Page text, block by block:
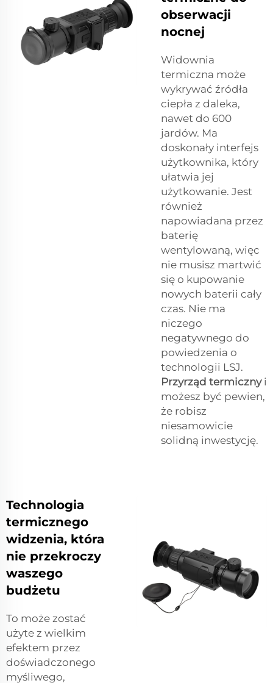
obserwacji
nocnej
Widownia
termiczna może
wykrywać źródła
ciepła z daleka,
nawet do 600
jardów. Ma
doskonały interfejs
użytkownika, który
ułatwia jej
użytkowanie. Jest
również
napowiadana przez
baterię
wentylowaną, więc
nie musisz martwić
się o kupowanie
nowych baterii cały
czas. Nie ma
niczego
negatywnego do
powiedzenia o
technologii LSJ.
Przyrząd termiczny i
możesz być pewien,
że robisz
niesamowicie
solidną inwestycję.
Technologia
termicznego
widzenia, która
nie przekroczy
waszego
budżetu
To może zostać
użyte z wielkim
efektem przez
doświadczonego
myśliwego,